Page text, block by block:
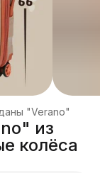
"Verano"
из
колёса